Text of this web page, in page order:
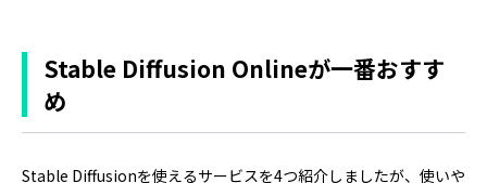
Stable Diffusion Onlineが一番おすす
め
Stable Diffusionを使えるサービスを4つ紹介しましたが、使いや